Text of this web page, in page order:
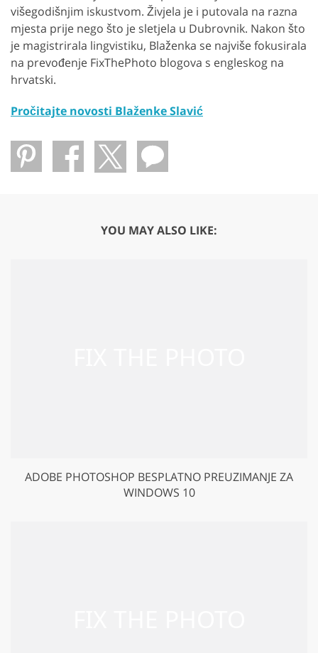
višegodišnjim iskustvom. Živjela je i putovala na razna
mjesta prije nego što je sletjela u Dubrovnik. Nakon što
je magistrirala lingvistiku, Blaženka se najviše fokusirala
na prevođenje FixThePhoto blogova s ​​engleskog na
hrvatski.
Pročitajte novosti Blaženke Slavić
YOU MAY ALSO LIKE:
ADOBE PHOTOSHOP BESPLATNO PREUZIMANJE ZA
WINDOWS 10